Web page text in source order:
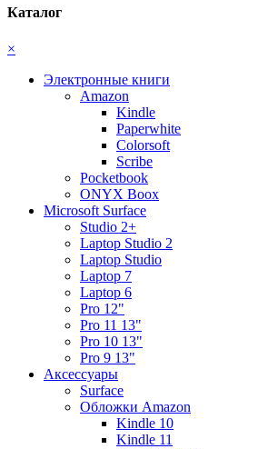
Каталог
×
Электронные книги
Amazon
Kindle
Paperwhite
Colorsoft
Scribe
Pocketbook
ONYX Boox
Microsoft Surface
Studio 2+
Laptop Studio 2
Laptop Studio
Laptop 7
Laptop 6
Pro 12"
Pro 11 13"
Pro 10 13"
Pro 9 13"
Аксессуары
Surface
Обложки Amazon
Kindle 10
Kindle 11